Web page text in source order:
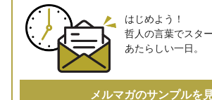
はじめよう！
哲人の言葉でスター
あたらしい一日。
メルマガのサンプルを